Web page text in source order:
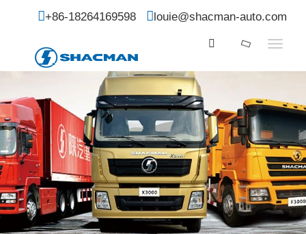
+86-18264169598 louie@shacman-auto.com